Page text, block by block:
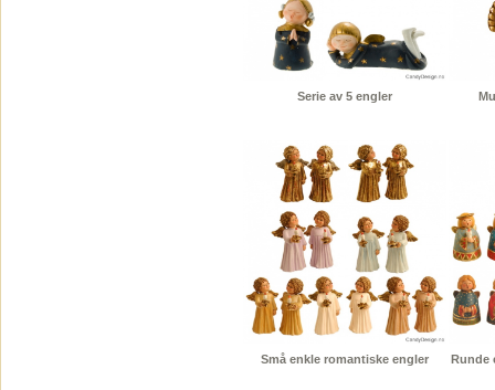
Serie av 5 engler
Små enkle romantiske engler Runde